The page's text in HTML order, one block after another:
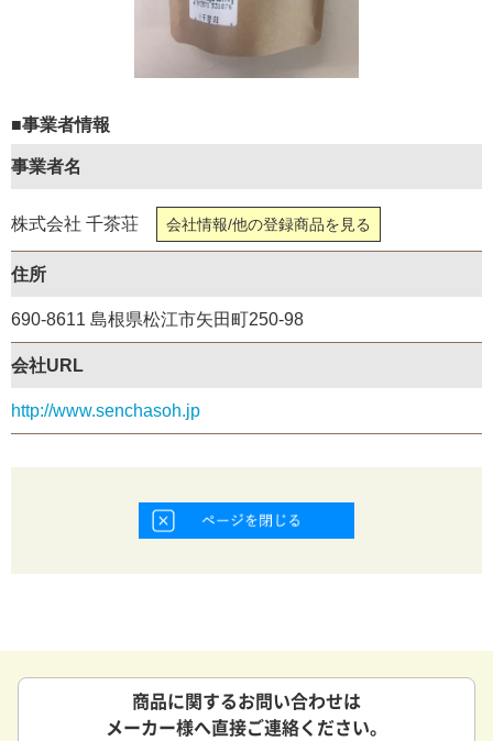
■事業者情報
事業者名
株式会社 千茶荘 会社情報/他の登録商品を見る
住所
690-8611 島根県松江市矢田町250-98
会社URL
http://www.senchasoh.jp
商品に関するお問い合わせは
メーカー様へ直接ご連絡ください。